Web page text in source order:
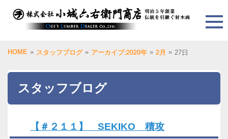
HOME » スタッフブログ » アーカイブ:2020年 » 2月 » 27日
スタッフブログ
【＃２１１】 SEKIKO 積攻